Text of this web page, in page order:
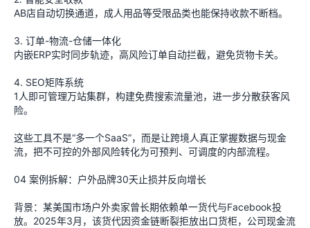
AB店自动切换通道，成人用品等受限品类也能保持收款不断档。
3. 订单-物流-仓储一体化
内嵌ERP实时同步轨迹，高风险订单自动拦截，避免货物卡关。
4. SEO矩阵系统
1人即可管理万站集群，构建免费搜索流量池，进一步分散获客风
险。
这些工具不是“多一个SaaS”，而是让跨境人真正掌握数据与现金
流，把不可控的外部风险转化为可预判、可调度的内部流程。
04 案例拆解：户外品牌30天止损并反向增长
背景：某美国市场户外卖家曾长期依赖单一货代与Facebook投
放。2025年3月，该货代因资金链断裂拒放出口货柜，公司现金流